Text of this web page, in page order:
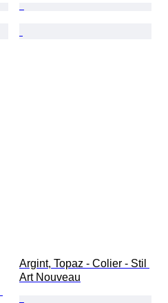
Argint, Topaz - Colier - Stil
Art Nouveau